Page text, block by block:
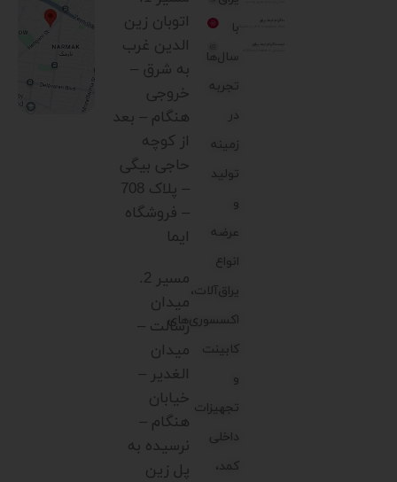
با
سال‌ها
تجربه
در
زمینه
تولید
و
عرضه
انواع
یراق‌آلات،
اکسسوری‌های
کابینت
و
تجهیزات
داخلی
کمد،
اتوبان زین
الدین غرب
به شرق –
خروجی
هنگام – بعد
از کوچه
حاجی بیگی
– پلاک 708
– فروشگاه
ایما
مسیر 2.
میدان
رسالت –
میدان
الغدیر –
خیابان
هنگام –
نرسیده به
پل زین